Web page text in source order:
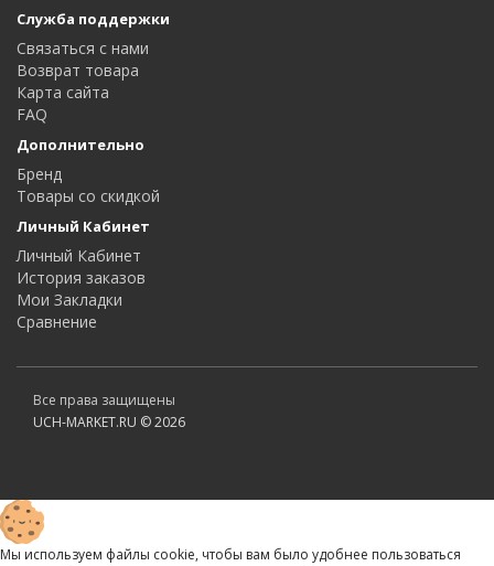
Служба поддержки
Связаться с нами
Возврат товара
Карта сайта
FAQ
Дополнительно
Бренд
Товары со скидкой
Личный Кабинет
Личный Кабинет
История заказов
Мои Закладки
Сравнение
Все права защищены
UCH-MARKET.RU © 2026
Мы используем файлы cookie, чтобы вам было удобнее пользоваться